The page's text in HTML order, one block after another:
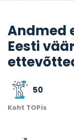
Andmed
Eesti
50
Koht TOPis